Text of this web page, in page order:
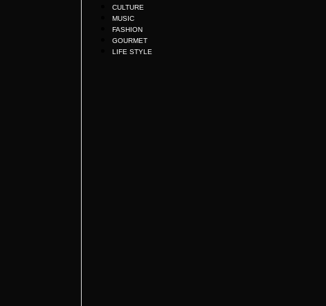
CULTURE
MUSIC
FASHION
GOURMET
LIFE STYLE